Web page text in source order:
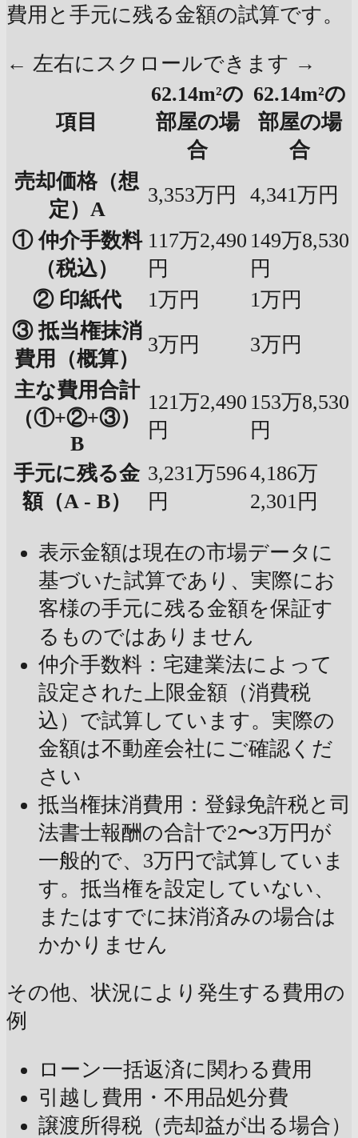
費用と手元に残る金額の試算です。
← 左右にスクロールできます →
項目
62.14m²の
部屋の場
合
62.14m²の
部屋の場
合
売却価格（想
定）A
3,353万円
4,341万円
① 仲介手数料
（税込）
117万2,490
円
149万8,530
円
② 印紙代
1万円
1万円
③ 抵当権抹消
費用（概算）
3万円
3万円
主な費用合計
（①+②+③）
B
121万2,490
円
153万8,530
円
手元に残る金
額（A - B）
3,231万596
円
4,186万
2,301円
表示金額は現在の市場データに
基づいた試算であり、実際にお
客様の手元に残る金額を保証す
るものではありません
仲介手数料：宅建業法によって
設定された上限金額（消費税
込）で試算しています。実際の
金額は不動産会社にご確認くだ
さい
抵当権抹消費用：登録免許税と司
法書士報酬の合計で2〜3万円が
一般的で、3万円で試算していま
す。抵当権を設定していない、
またはすでに抹消済みの場合は
かかりません
その他、状況により発生する費用の
例
ローン一括返済に関わる費用
引越し費用・不用品処分費
譲渡所得税（売却益が出る場合）